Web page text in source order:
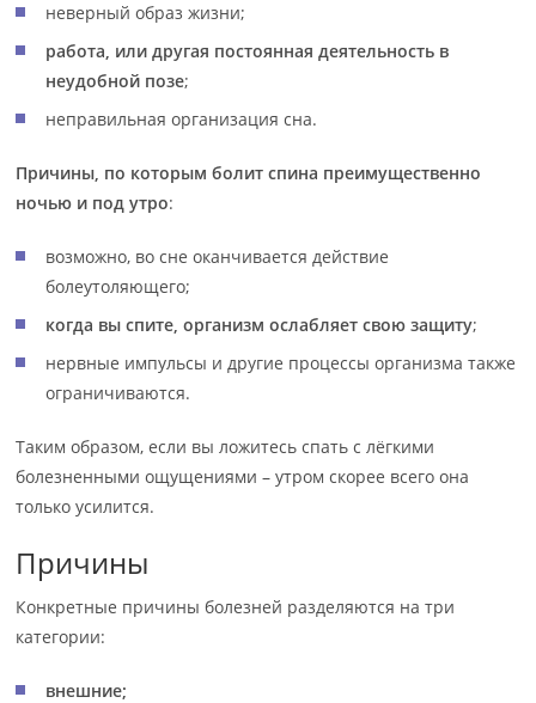
неверный образ жизни;
работа, или другая постоянная деятельность в
неудобной позе;
неправильная организация сна.
Причины, по которым болит спина преимущественно
ночью и под утро:
возможно, во сне оканчивается действие
болеутоляющего;
когда вы спите, организм ослабляет свою защиту;
нервные импульсы и другие процессы организма также
ограничиваются.
Таким образом, если вы ложитесь спать с лёгкими
болезненными ощущениями – утром скорее всего она
только усилится.
Причины
Конкретные причины болезней разделяются на три
категории:
внешние;